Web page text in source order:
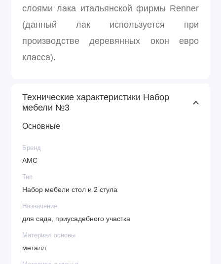
слоями лака итальянской фирмы Renner
(данный лак используется при
производстве деревянных окон евро
класса).
Технические характеристики Набор
мебели №3
Основные
Бренд
АМС
Тип
Набор мебели стол и 2 стула
Назначение
для сада, приусадебного участка
Материал основы
металл